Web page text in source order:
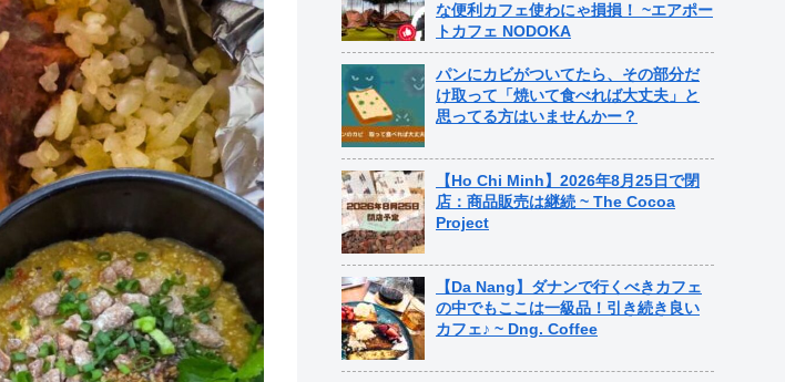
な便利カフェ使わにゃ損損！ ~エアポー
トカフェ NODOKA
パンにカビがついてたら、その部分だ
け取って「焼いて食べれば大丈夫」と
思ってる方はいませんかー？
【Ho Chi Minh】2026年8月25日で閉
店：商品販売は継続 ~ The Cocoa
Project
【Da Nang】ダナンで行くべきカフェ
の中でもここは一級品！引き続き良い
カフェ♪ ~ Dng. Coffee